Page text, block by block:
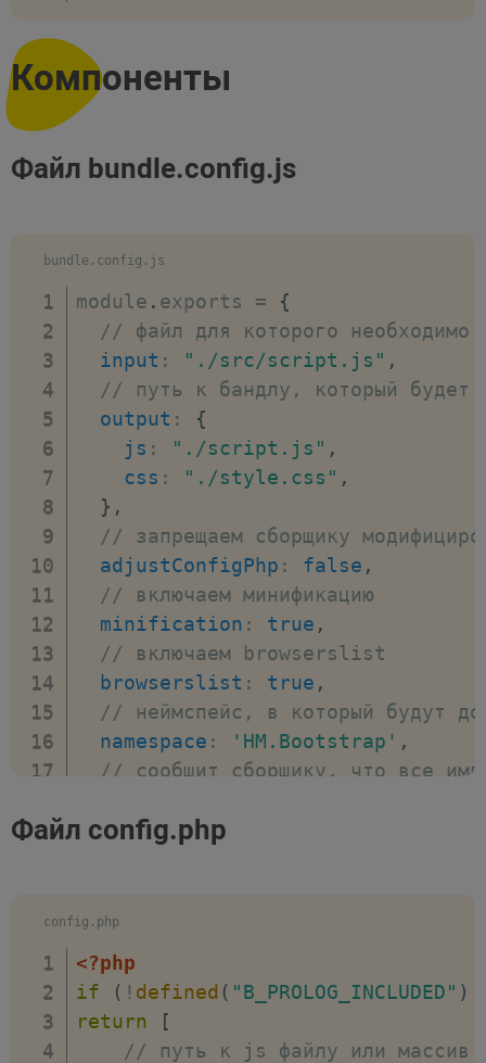
Компоненты
Файл bundle.config.js
bundle.config.js
module . exports =
{
// файл для которого необходимо
input : "./src/script.js" ,
// путь к бандлу, который будет
output :
{
js : "./script.js" ,
css : "./style.css" ,
} ,
// запрещаем сборщику
adjustConfigPhp : false ,
// включаем минификацию
minification : true ,
// включаем browserslist
browserslist : true ,
// неймспейс, в который будут
namespace : 'HM.Bootstrap' ,
// сообщит сборщику, что все
resolve:
Файл config.php
config.php
<?php
if
( ! defined ( "B_PROLOG_INCLUDED" )
return
[
// путь к js файлу или массив